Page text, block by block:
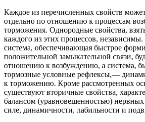
Каждое из перечисленных свойств
отдельно по отношению к процессам
торможения. Однородные свойства,
каждого из этих процессов,
система, обеспечивающая быстрое
положительной замыкательной связи,
отношению к возбуждению, а система,
тормозные условные рефлексы,—
к торможению. Кроме рассмотренных
существуют вторичные свойства,
балансом (уравновешенностью)
силе, динамичности, лабильности и